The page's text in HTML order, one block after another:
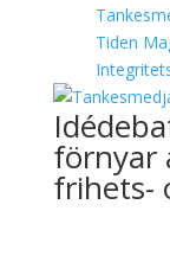
Tiden
förnyar
frihets-